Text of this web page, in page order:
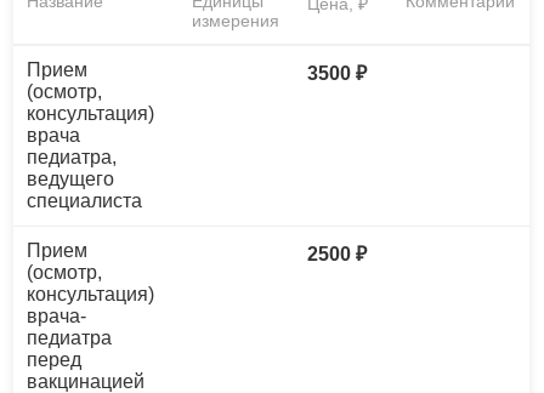
измерения
Прием
(осмотр,
консультация)
врача
педиатра,
ведущего
специалиста
3500 ₽
Прием
(осмотр,
консультация)
врача-
педиатра
перед
вакцинацией
2500 ₽